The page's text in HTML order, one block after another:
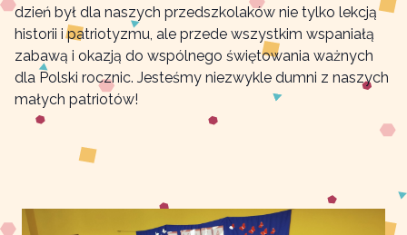
dzień był dla naszych przedszkolaków nie tylko lekcją
historii i patriotyzmu, ale przede wszystkim wspaniałą
zabawą i okazją do wspólnego świętowania ważnych
dla Polski rocznic. Jesteśmy niezwykle dumni z naszych
małych patriotów!